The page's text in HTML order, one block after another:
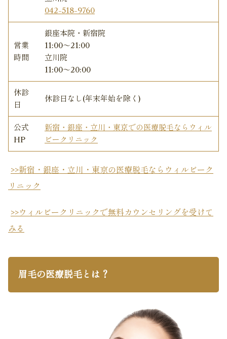
042-518-9760
営業
時間
銀座本院・新宿院
11:00〜21:00
立川院
11:00〜20:00
休診
日
休診日なし(年末年始を除く)
公式
HP
新宿・銀座・立川・東京での医療脱毛ならウィル
ビークリニック
>>新宿・銀座・立川・東京の医療脱毛ならウィルビーク
リニック
>>ウィルビークリニックで無料カウンセリングを受けて
みる
眉毛の医療脱毛とは？